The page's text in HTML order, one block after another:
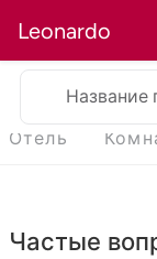
Leonardo
Название
Отель
Частые